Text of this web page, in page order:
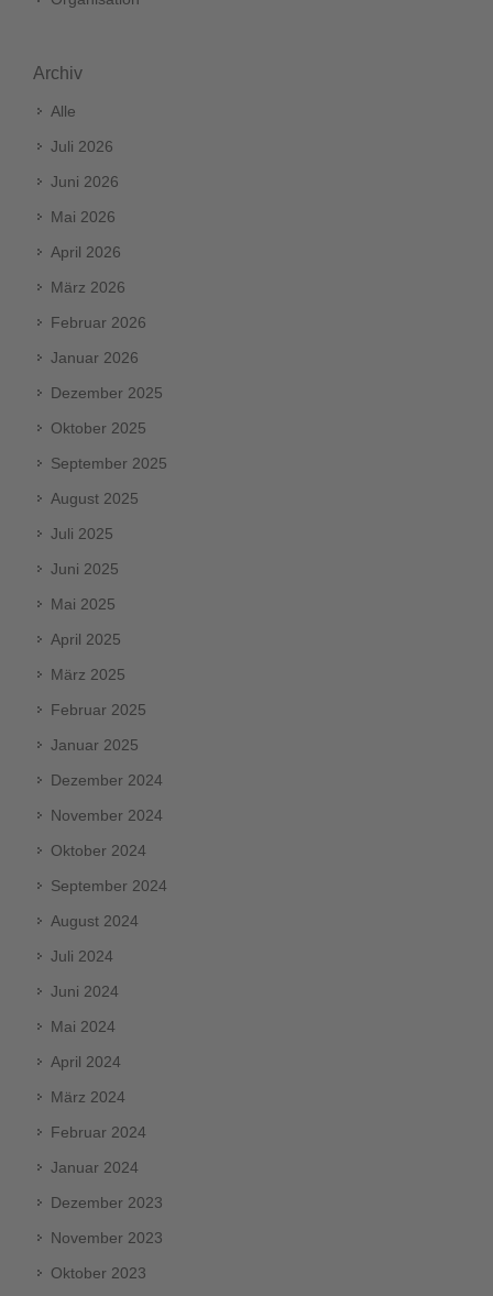
Archiv
Alle
Juli 2026
Juni 2026
Mai 2026
April 2026
März 2026
Februar 2026
Januar 2026
Dezember 2025
Oktober 2025
September 2025
August 2025
Juli 2025
Juni 2025
Mai 2025
April 2025
März 2025
Februar 2025
Januar 2025
Dezember 2024
November 2024
Oktober 2024
September 2024
August 2024
Juli 2024
Juni 2024
Mai 2024
April 2024
März 2024
Februar 2024
Januar 2024
Dezember 2023
November 2023
Oktober 2023